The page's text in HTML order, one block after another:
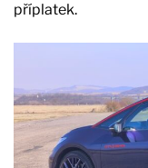
příplatek.